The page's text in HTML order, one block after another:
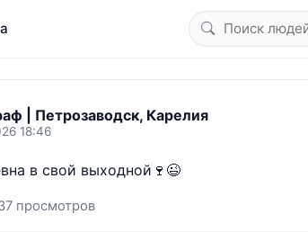
| Петрозаводск, Карелия
18:46
в свой выходной🍷😉
просмотров